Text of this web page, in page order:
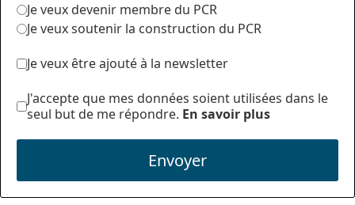
Je veux devenir membre du PCR
Je veux soutenir la construction du PCR
Je veux être ajouté à la newsletter
J'accepte que mes données soient utilisées dans le
seul but de me répondre. En savoir plus
Envoyer